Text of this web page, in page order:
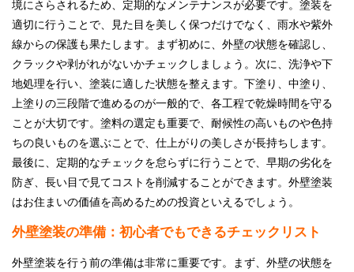
スタッフブログ
境にさらされるため、定期的なメンテナンスが必要です。塗装を
適切に行うことで、見た目を美しく保つだけでなく、雨水や紫外
線からの保護も果たします。まず初めに、外壁の状態を確認し、
クラックや剥がれがないかチェックしましょう。次に、洗浄や下
地処理を行い、塗装に適した状態を整えます。下塗り、中塗り、
上塗りの三段階で進めるのが一般的で、各工程で乾燥時間を守る
ことが大切です。塗料の選定も重要で、耐候性の高いものや色持
ちの良いものを選ぶことで、仕上がりの美しさが長持ちします。
最後に、定期的なチェックを怠らずに行うことで、早期の劣化を
防ぎ、長い目で見てコストを削減することができます。外壁塗装
はお住まいの価値を高めるための投資といえるでしょう。
外壁塗装の準備：初心者でもできるチェックリスト
外壁塗装を行う前の準備は非常に重要です。まず、外壁の状態を